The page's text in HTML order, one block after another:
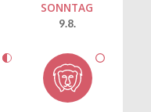
SONNTAG
9.8.